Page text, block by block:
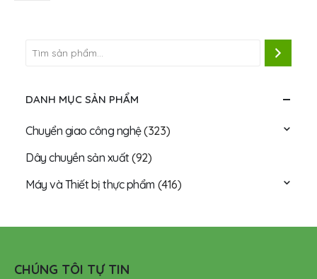
DANH MỤC SẢN PHẨM
Chuyển giao công nghệ(323)
Dây chuyền sản xuất(92)
Máy và Thiết bị thực phẩm (416)
CHÚNG TÔI TỰ TIN